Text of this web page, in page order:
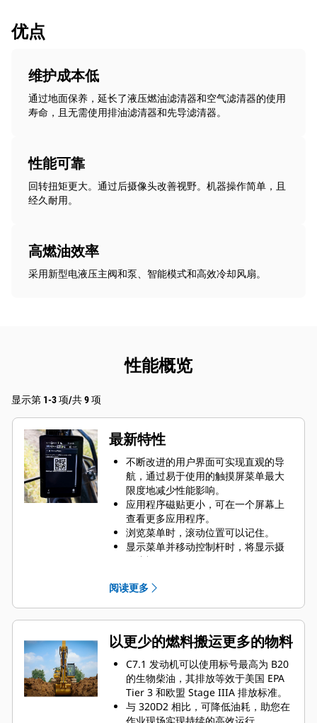
优点
维护成本低
通过地面保养，延长了液压燃油滤清器和空气滤清器的使用
寿命，且无需使用排油滤清器和先导滤清器。
性能可靠
回转扭矩更大。通过后摄像头改善视野。机器操作简单，且
经久耐用。
高燃油效率
采用新型电液压主阀和泵、智能模式和高效冷却风扇。
性能概览
显示第 1-3 项/共 9 项
最新特性
不断改进的用户界面可实现直观的导
航，通过易于使用的触摸屏菜单最大
限度地减少性能影响。
应用程序磁贴更小，可在一个屏幕上
查看更多应用程序。
浏览菜单时，滚动位置可以记住。
显示菜单并移动控制杆时，将显示摄
像头视图。
作方法”视频了解机器和技术功能。
阅读更多
以更少的燃料搬运更多的物料
C7.1 发动机可以使用标号最高为 B20
的生物柴油，其排放等效于美国 EPA
Tier 3 和欧盟 Stage IIIA 排放标准。
与 320D2 相比，可降低油耗，助您在